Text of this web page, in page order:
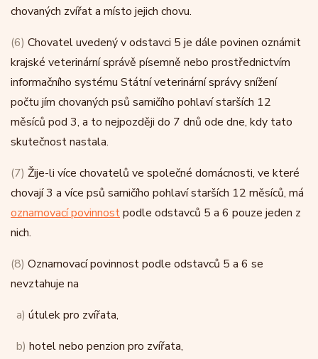
chovaných zvířat a místo jejich chovu.
(6) Chovatel uvedený v odstavci 5 je dále povinen oznámit
krajské veterinární správě písemně nebo prostřednictvím
informačního systému Státní veterinární správy snížení
počtu jím chovaných psů samičího pohlaví starších 12
měsíců pod 3, a to nejpozději do 7 dnů ode dne, kdy tato
skutečnost nastala.
(7) Žije-li více chovatelů ve společné domácnosti, ve které
chovají 3 a více psů samičího pohlaví starších 12 měsíců, má
oznamovací povinnostpodle odstavců 5 a 6 pouze jeden z
nich.
(8) Oznamovací povinnost podle odstavců 5 a 6 se
nevztahuje na
a) útulek pro zvířata,
b) hotel nebo penzion pro zvířata,